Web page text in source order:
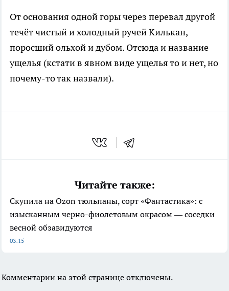
От основания одной горы через перевал другой
течёт чистый и холодный ручей Килькан,
поросший ольхой и дубом. Отсюда и название
ущелья (кстати в явном виде ущелья то и нет, но
почему-то так назвали).
Читайте также:
Скупила на Ozon тюльпаны, сорт «Фантастика»: с
изысканным черно-фиолетовым окрасом — соседки
весной обзавидуются
03:15
Комментарии на этой странице отключены.